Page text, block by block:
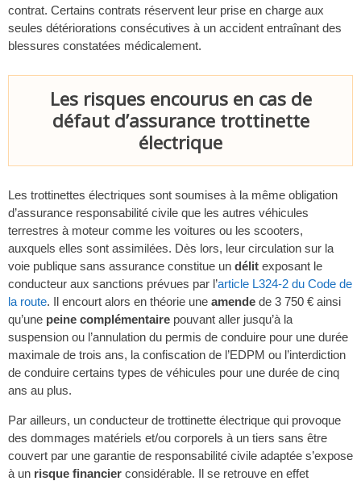
contrat. Certains contrats réservent leur prise en charge aux
seules détériorations consécutives à un accident entraînant des
blessures constatées médicalement.
Les risques encourus en cas de
défaut d’assurance trottinette
électrique
Les trottinettes électriques sont soumises à la même obligation
d’assurance responsabilité civile que les autres véhicules
terrestres à moteur comme les voitures ou les scooters,
auxquels elles sont assimilées. Dès lors, leur circulation sur la
voie publique sans assurance constitue un délit exposant le
conducteur aux sanctions prévues par l’article L324-2 du Code de
la route. Il encourt alors en théorie une amende de 3 750 € ainsi
qu’une peine complémentaire pouvant aller jusqu’à la
suspension ou l’annulation du permis de conduire pour une durée
maximale de trois ans, la confiscation de l’EDPM ou l’interdiction
de conduire certains types de véhicules pour une durée de cinq
ans au plus.
Par ailleurs, un conducteur de trottinette électrique qui provoque
des dommages matériels et/ou corporels à un tiers sans être
couvert par une garantie de responsabilité civile adaptée s’expose
à un risque financier considérable. Il se retrouve en effet